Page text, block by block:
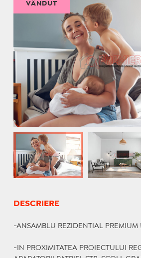
VÂNDUT
DESCRIERE
-ANSAMBLU REZIDENTIAL PREMIUM !
-IN PROXIMITATEA PROIECTULUI